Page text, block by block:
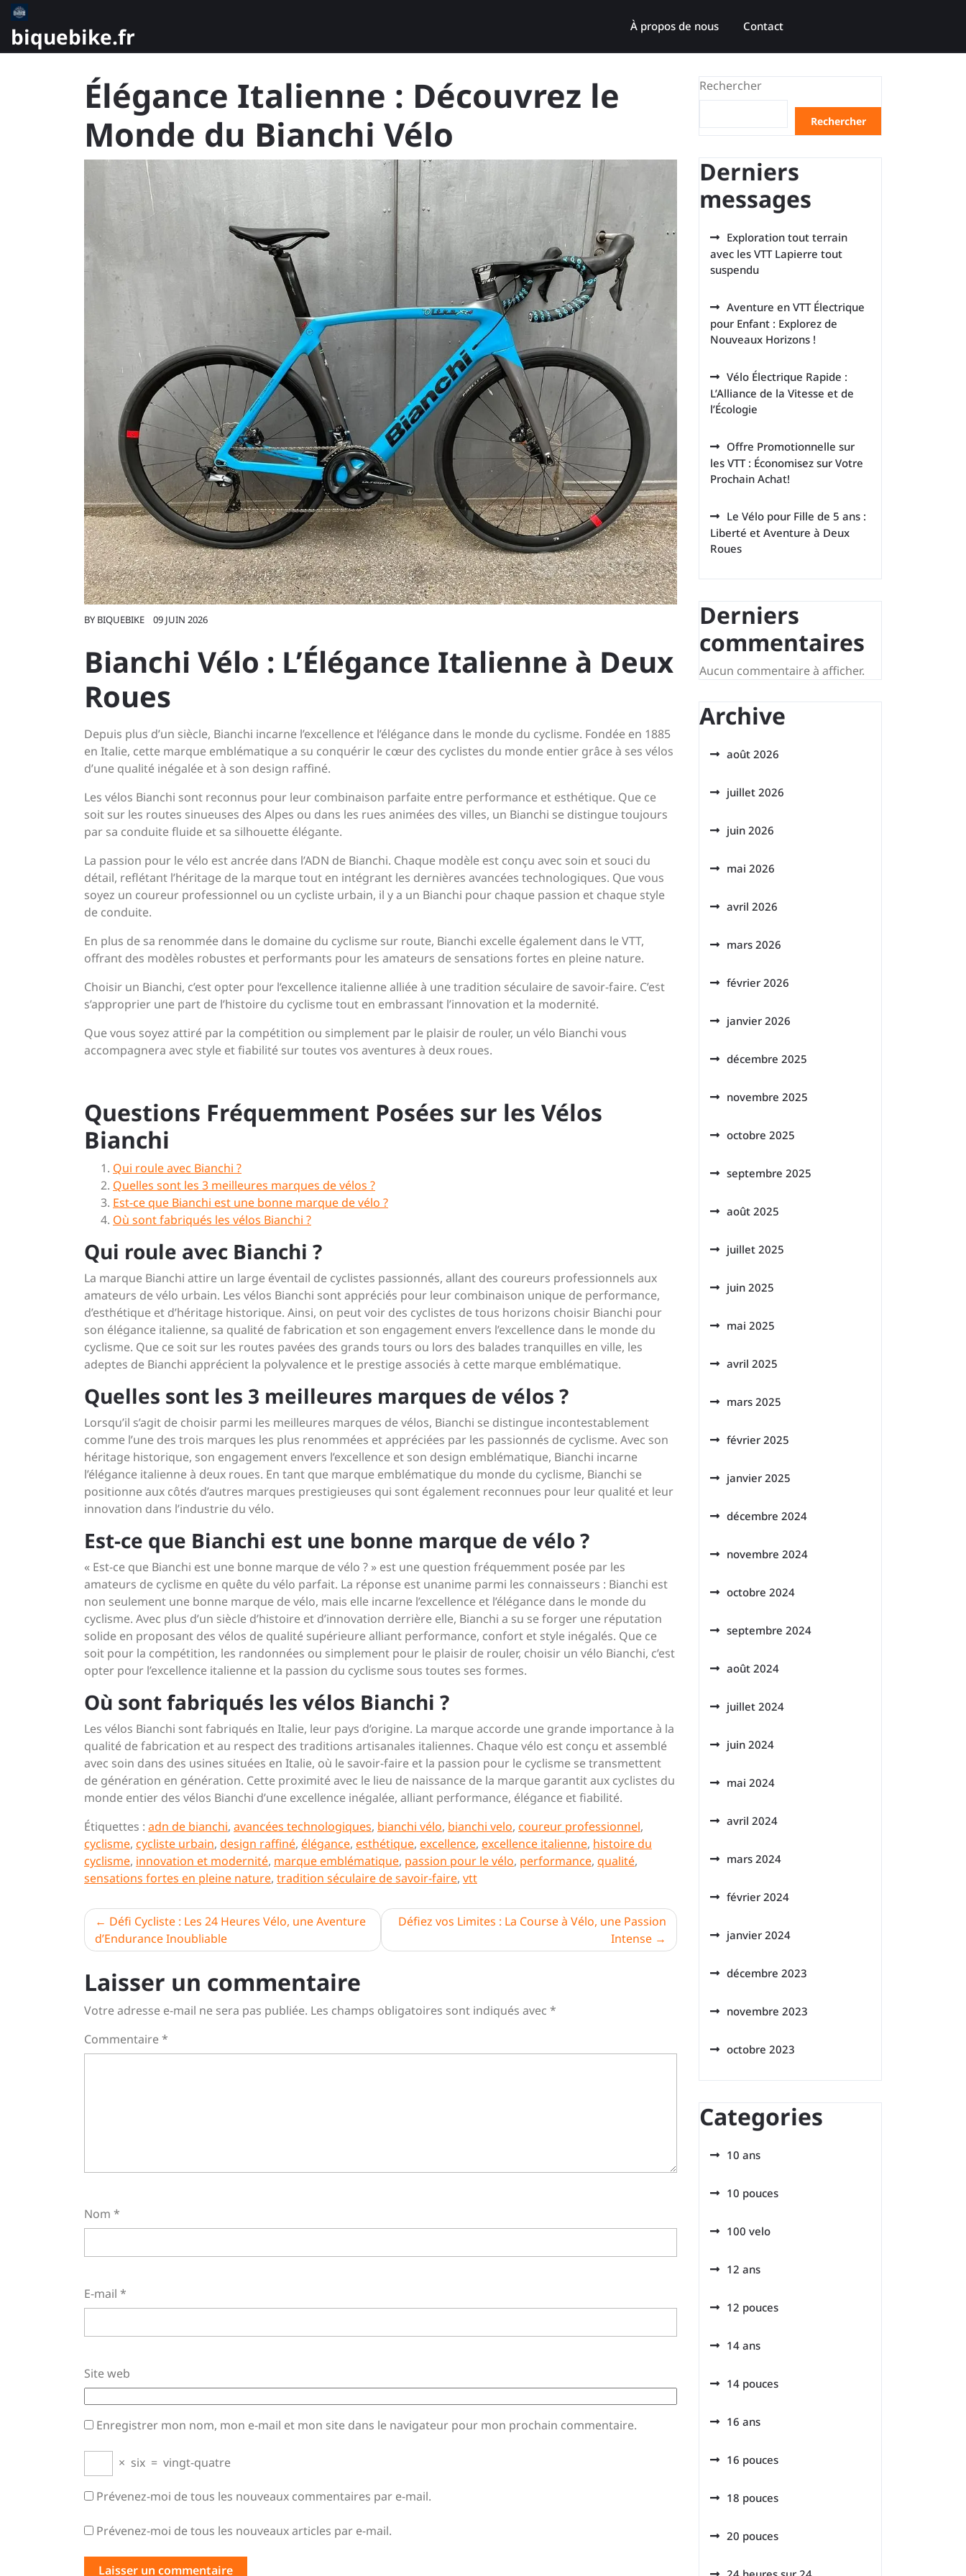
Skip
content
biquebike.fr À propos de nous Contact
Élégance Italienne : Découvrez le
Monde du Bianchi Vélo
BY BIQUEBIKE 09 JUIN 2026
Bianchi Vélo : L’Élégance Italienne à Deux
Roues
Depuis plus d’un siècle, Bianchi incarne l’excellence et l’élégance dans le monde du cyclisme. Fondée en 1885
en Italie, cette marque emblématique a su conquérir le cœur des cyclistes du monde entier grâce à ses vélos
d’une qualité inégalée et à son design raffiné.
Les vélos Bianchi sont reconnus pour leur combinaison parfaite entre performance et esthétique. Que ce
soit sur les routes sinueuses des Alpes ou dans les rues animées des villes, un Bianchi se distingue toujours
par sa conduite fluide et sa silhouette élégante.
La passion pour le vélo est ancrée dans l’ADN de Bianchi. Chaque modèle est conçu avec soin et souci du
détail, reflétant l’héritage de la marque tout en intégrant les dernières avancées technologiques. Que vous
soyez un coureur professionnel ou un cycliste urbain, il y a un Bianchi pour chaque passion et chaque style
de conduite.
En plus de sa renommée dans le domaine du cyclisme sur route, Bianchi excelle également dans le VTT,
offrant des modèles robustes et performants pour les amateurs de sensations fortes en pleine nature.
Choisir un Bianchi, c’est opter pour l’excellence italienne alliée à une tradition séculaire de savoir-faire. C’est
s’approprier une part de l’histoire du cyclisme tout en embrassant l’innovation et la modernité.
Que vous soyez attiré par la compétition ou simplement par le plaisir de rouler, un vélo Bianchi vous
accompagnera avec style et fiabilité sur toutes vos aventures à deux roues.
Questions Fréquemment Posées sur les Vélos
Bianchi
Qui roule avec Bianchi ?
Quelles sont les 3 meilleures marques de vélos ?
Est-ce que Bianchi est une bonne marque de vélo ?
Où sont fabriqués les vélos Bianchi ?
Qui roule avec Bianchi ?
La marque Bianchi attire un large éventail de cyclistes passionnés, allant des coureurs professionnels aux
amateurs de vélo urbain. Les vélos Bianchi sont appréciés pour leur combinaison unique de performance,
d’esthétique et d’héritage historique. Ainsi, on peut voir des cyclistes de tous horizons choisir Bianchi pour
son élégance italienne, sa qualité de fabrication et son engagement envers l’excellence dans le monde du
cyclisme. Que ce soit sur les routes pavées des grands tours ou lors des balades tranquilles en ville, les
adeptes de Bianchi apprécient la polyvalence et le prestige associés à cette marque emblématique.
Quelles sont les 3 meilleures marques de vélos ?
Lorsqu’il s’agit de choisir parmi les meilleures marques de vélos, Bianchi se distingue incontestablement
comme l’une des trois marques les plus renommées et appréciées par les passionnés de cyclisme. Avec son
héritage historique, son engagement envers l’excellence et son design emblématique, Bianchi incarne
l’élégance italienne à deux roues. En tant que marque emblématique du monde du cyclisme, Bianchi se
positionne aux côtés d’autres marques prestigieuses qui sont également reconnues pour leur qualité et leur
innovation dans l’industrie du vélo.
Est-ce que Bianchi est une bonne marque de vélo ?
« Est-ce que Bianchi est une bonne marque de vélo ? » est une question fréquemment posée par les
amateurs de cyclisme en quête du vélo parfait. La réponse est unanime parmi les connaisseurs : Bianchi est
non seulement une bonne marque de vélo, mais elle incarne l’excellence et l’élégance dans le monde du
cyclisme. Avec plus d’un siècle d’histoire et d’innovation derrière elle, Bianchi a su se forger une réputation
solide en proposant des vélos de qualité supérieure alliant performance, confort et style inégalés. Que ce
soit pour la compétition, les randonnées ou simplement pour le plaisir de rouler, choisir un vélo Bianchi, c’est
opter pour l’excellence italienne et la passion du cyclisme sous toutes ses formes.
Où sont fabriqués les vélos Bianchi ?
Les vélos Bianchi sont fabriqués en Italie, leur pays d’origine. La marque accorde une grande importance à la
qualité de fabrication et au respect des traditions artisanales italiennes. Chaque vélo est conçu et assemblé
avec soin dans des usines situées en Italie, où le savoir-faire et la passion pour le cyclisme se transmettent
de génération en génération. Cette proximité avec le lieu de naissance de la marque garantit aux cyclistes du
monde entier des vélos Bianchi d’une excellence inégalée, alliant performance, élégance et fiabilité.
Étiquettes : adn de bianchi, avancées technologiques, bianchi vélo, bianchi velo, coureur professionnel,
cyclisme, cycliste urbain, design raffiné, élégance, esthétique, excellence, excellence italienne, histoire du
cyclisme, innovation et modernité, marque emblématique, passion pour le vélo, performance, qualité,
sensations fortes en pleine nature, tradition séculaire de savoir-faire, vtt
Navigation
de
l’article
Défi Cycliste : Les 24 Heures Vélo, une Aventure
d’Endurance Inoubliable
Défiez vos Limites : La Course à Vélo, une Passion
Intense
Laisser un commentaire
Votre adresse e-mail ne sera pas publiée. Les champs obligatoires sont indiqués avec *
Commentaire*
Nom *
E-mail *
Site web
Enregistrer mon nom, mon e-mail et mon site dans le navigateur pour mon prochain commentaire.
× six = vingt-quatre
Prévenez-moi de tous les nouveaux commentaires par e-mail.
Prévenez-moi de tous les nouveaux articles par e-mail.
Rechercher
Rechercher
Derniers
messages
Exploration tout terrain
avec les VTT Lapierre tout
suspendu
Aventure en VTT Électrique
pour Enfant : Explorez de
Nouveaux Horizons !
Vélo Électrique Rapide :
L’Alliance de la Vitesse et de
l’Écologie
Offre Promotionnelle sur
les VTT : Économisez sur Votre
Prochain Achat!
Le Vélo pour Fille de 5 ans :
Liberté et Aventure à Deux
Roues
Derniers
commentaires
Aucun commentaire à afficher.
Archive
août 2026
juillet 2026
juin 2026
mai 2026
avril 2026
mars 2026
février 2026
janvier 2026
décembre 2025
novembre 2025
octobre 2025
septembre 2025
août 2025
juillet 2025
juin 2025
mai 2025
avril 2025
mars 2025
février 2025
janvier 2025
décembre 2024
novembre 2024
octobre 2024
septembre 2024
août 2024
juillet 2024
juin 2024
mai 2024
avril 2024
mars 2024
février 2024
janvier 2024
décembre 2023
novembre 2023
octobre 2023
Categories
10 ans
10 pouces
100 velo
12 ans
12 pouces
14 ans
14 pouces
16 ans
16 pouces
18 pouces
20 pouces